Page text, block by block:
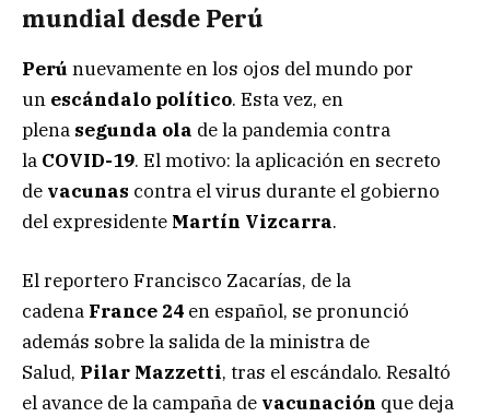
mundial desde Perú
Perúnuevamente en los ojos del mundo por
un escándalo político. Esta vez, en
plena segunda ola de la pandemia contra
la COVID-19. El motivo: la aplicación en secreto
de vacunas contra el virus durante el gobierno
del expresidente Martín Vizcarra.
El reportero Francisco Zacarías, de la
cadena France 24 en español, se pronunció
además sobre la salida de la ministra de
Salud, Pilar Mazzetti, tras el escándalo. Resaltó
el avance de la campaña de vacunación que deja